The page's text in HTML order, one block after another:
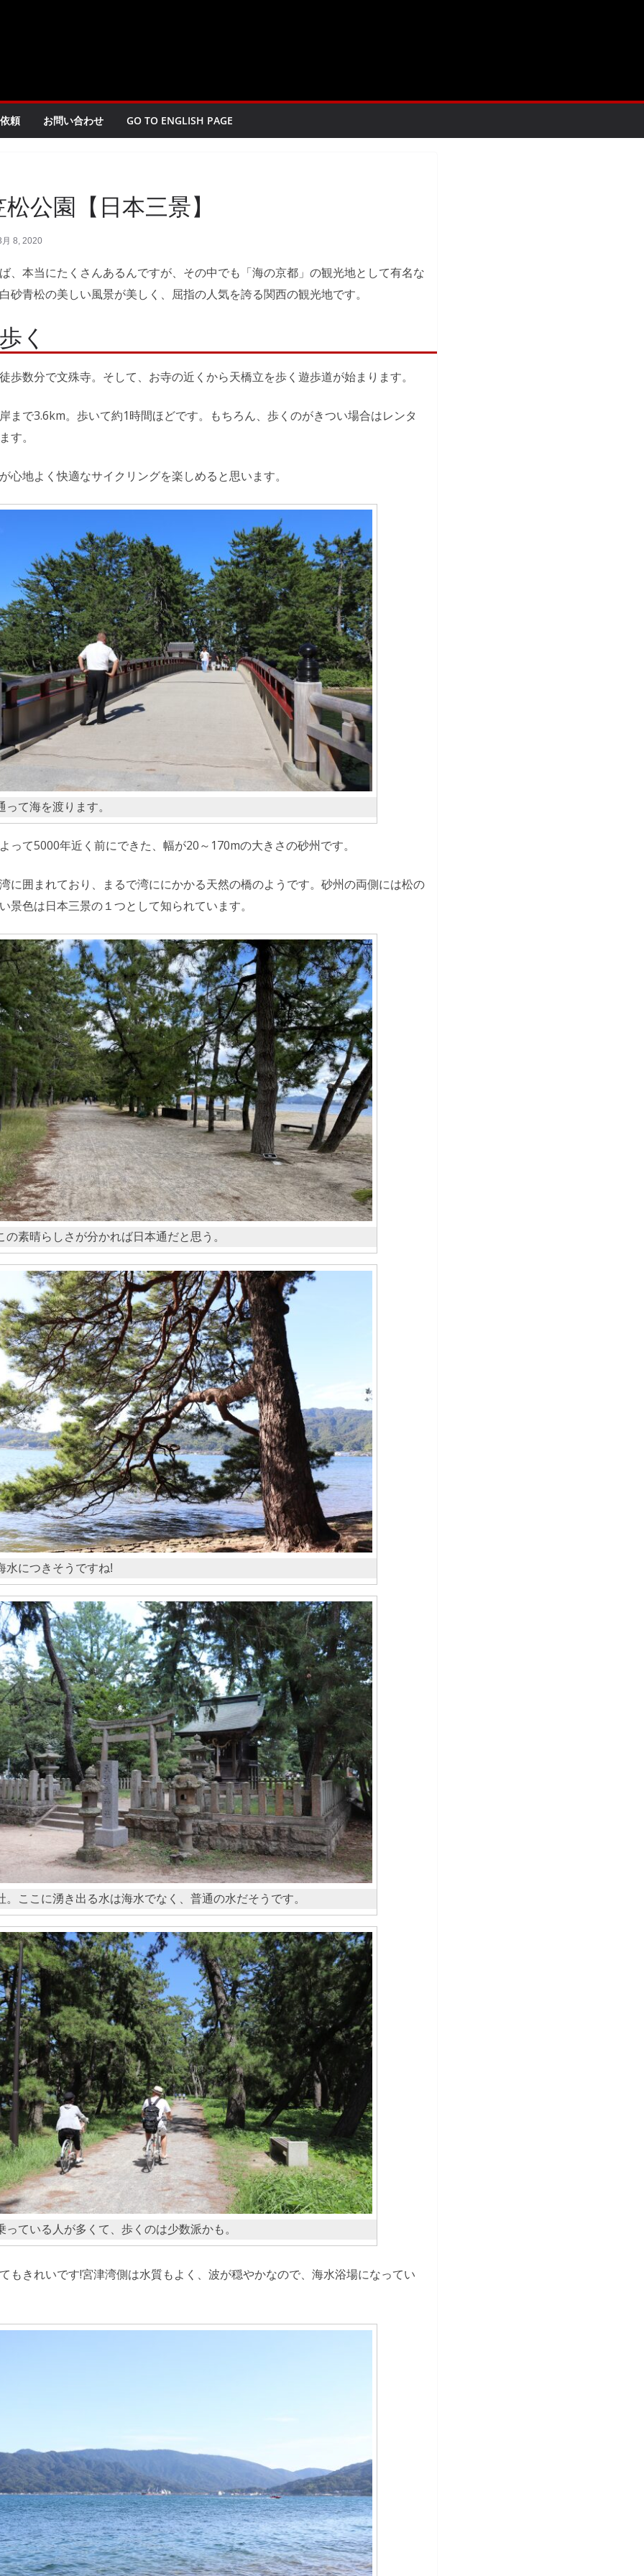
頼 お問い合わせ GO TO ENGLISH PAGE
公園【日本三景】
月 8, 2020
、本当にたくさんあるんですが、その中でも「海の京都」の観光地として有名な
砂青松の美しい風景が美しく、屈指の人気を誇る関西の観光地です。
く
歩数分で文殊寺。そして、お寺の近くから天橋立を歩く遊歩道が始まります。
まで3.6km。歩いて約1時間ほどです。もちろん、歩くのがきつい場合はレンタ
す。
心地よく快適なサイクリングを楽しめると思います。
って海を渡ります。
って5000年近く前にできた、幅が20～170mの大きさの砂州です。
に囲まれており、まるで湾ににかかる天然の橋のようです。砂州の両側には松の
景色は日本三景の１つとして知られています。
の素晴らしさが分かれば日本通だと思う。
水につきそうですね!
。ここに湧き出る水は海水でなく、普通の水だそうです。
っている人が多くて、歩くのは少数派かも。
もきれいです!宮津湾側は水質もよく、波が穏やかなので、海水浴場になってい